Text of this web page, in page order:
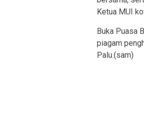
Ketua MUI
Buka Puasa
piagam
Palu.(sam)